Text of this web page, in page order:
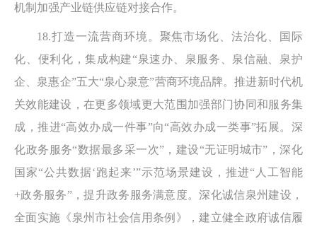
机制加强产业链供应链对接合作。
18.打造一流营商环境。聚焦市场化、法治化、国际
化、便利化，集成构建“泉速办、泉服务、泉信融、泉护
企、泉惠企”五大“泉心泉意”营商环境品牌。推进新时代机
关效能建设，在更多领域更大范围加强部门协同和服务集
成，推进“高效办成一件事”向“高效办成一类事”拓展。深
化政务服务“数据最多采一次”，建设“无证明城市”，深化
国家“公共数据‘跑起来’”示范场景建设，推进“人工智能
+政务服务”，提升政务服务满意度。深化诚信泉州建设，
全面实施《泉州市社会信用条例》，建立健全政府诚信履